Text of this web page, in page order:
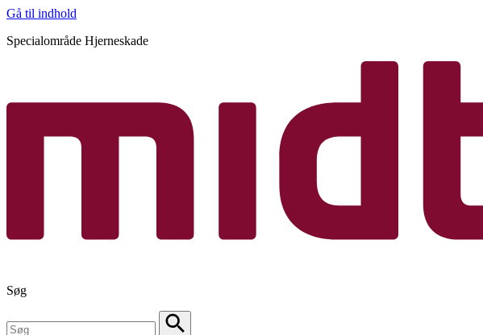
Gå til indhold
Specialområde Hjerneskade
Søg